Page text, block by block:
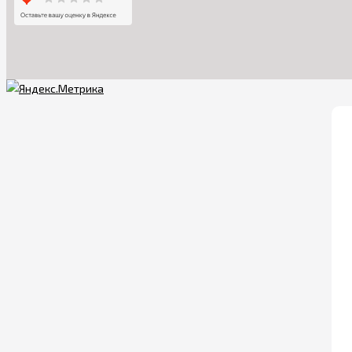
Изначально
личностных
самые
специального
столов и полок
Официальный сайт
подвижные игры и
как самому малышу,